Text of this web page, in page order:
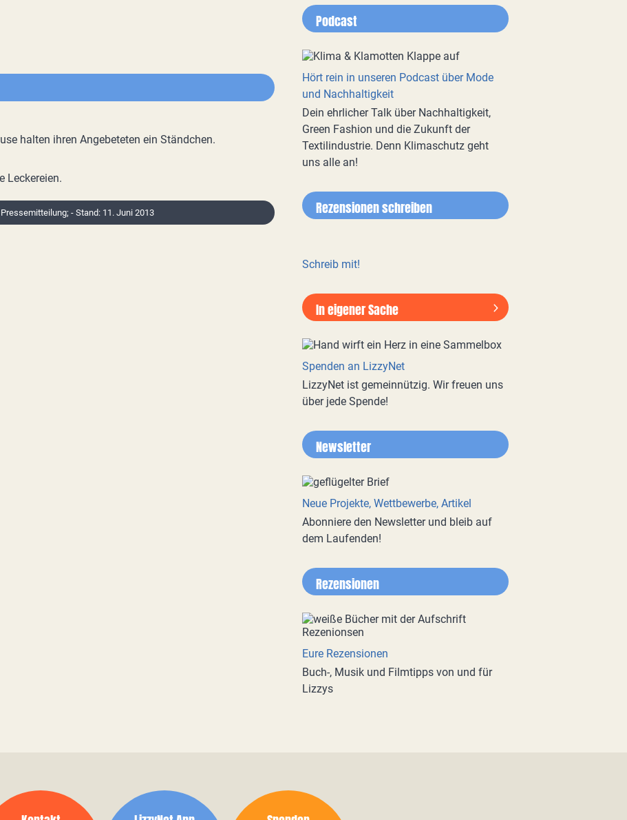
halten ihren Angebeteten ein Ständchen.
Leckereien.
- Stand: 11. Juni 2013
Podcast
Hört rein in unseren Podcast über Mode
und Nachhaltigkeit
Dein ehrlicher Talk über Nachhaltigkeit,
Green Fashion und die Zukunft der
Textilindustrie. Denn Klimaschutz geht
uns alle an!
Rezensionen schreiben
Schreib mit!
In eigener Sache
Spenden an LizzyNet
LizzyNet ist gemeinnützig. Wir freuen uns
über jede Spende!
Newsletter
Neue Projekte, Wettbewerbe, Artikel
Abonniere den Newsletter und bleib auf
dem Laufenden!
Rezensionen
Eure Rezensionen
Buch-, Musik und Filmtipps von und für
Lizzys